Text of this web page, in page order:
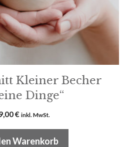
Kleiner Becher
Dinge“
€ inkl. MwSt.
Warenkorb